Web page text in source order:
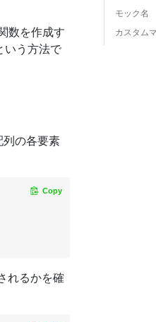
数を作成す
いう方法で
の各要素
Copy
れるかを確
モック名
カスタム